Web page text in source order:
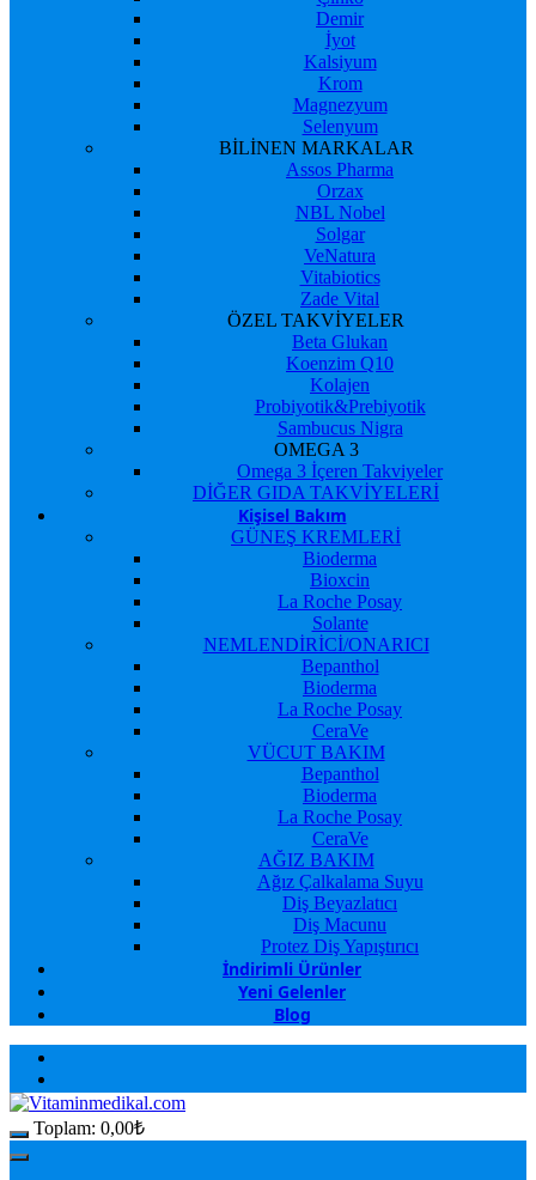
Demir
İyot
Kalsiyum
Krom
Magnezyum
Selenyum
BİLİNEN MARKALAR
Assos Pharma
Orzax
NBL Nobel
Solgar
VeNatura
Vitabiotics
Zade Vital
ÖZEL TAKVİYELER
Beta Glukan
Koenzim Q10
Kolajen
Probiyotik&Prebiyotik
Sambucus Nigra
OMEGA 3
Omega 3 İçeren Takviyeler
DİĞER GIDA TAKVİYELERİ
Kişisel Bakım
GÜNEŞ KREMLERİ
Bioderma
Bioxcin
La Roche Posay
Solante
NEMLENDİRİCİ/ONARICI
Bepanthol
Bioderma
La Roche Posay
CeraVe
VÜCUT BAKIM
Bepanthol
Bioderma
La Roche Posay
CeraVe
AĞIZ BAKIM
Ağız Çalkalama Suyu
Diş Beyazlatıcı
Diş Macunu
Protez Diş Yapıştırıcı
İndirimli Ürünler
Yeni Gelenler
Blog
Toplam: 0,00₺